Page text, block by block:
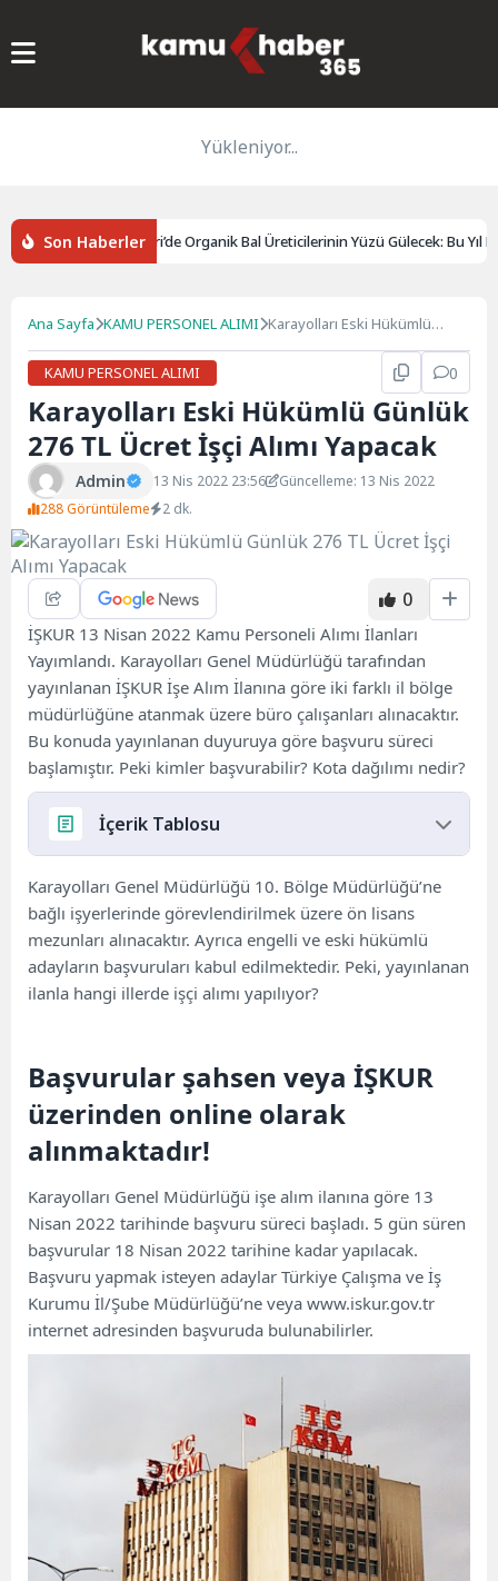
Yükleniyor...
Son HaberlerPervari’de Organik Bal Üreticilerinin Yüzü Gülecek: Bu Yıl
Ana Sayfa KAMU PERSONEL ALIMI Karayolları Eski Hükümlü
KAMU PERSONEL ALIMI 0
Karayolları Eski Hükümlü Günlük
276 TL Ücret İşçi Alımı Yapacak
Admin 13 Nis 2022 23:56
Güncelleme: 13 Nis 2022
288 Görüntüleme
2 dk.
0
İŞKUR 13 Nisan 2022 Kamu Personeli Alımı İlanları
Yayımlandı. Karayolları Genel Müdürlüğü tarafından
yayınlanan İŞKUR İşe Alım İlanına göre iki farklı il bölge
müdürlüğüne atanmak üzere büro çalışanları alınacaktır.
Bu konuda yayınlanan duyuruya göre başvuru süreci
başlamıştır. Peki kimler başvurabilir? Kota dağılımı nedir?
İçerik Tablosu
Başvurular şahsen veya İŞKUR üzerinden online
olarak alınmaktadır!
KPSS taban puanı gerekmez!
Günlük 275 TL ödeniyor!
Karayolları Genel Müdürlüğü 10. Bölge Müdürlüğü’ne
bağlı işyerlerinde görevlendirilmek üzere ön lisans
mezunları alınacaktır. Ayrıca engelli ve eski hükümlü
adayların başvuruları kabul edilmektedir. Peki, yayınlanan
ilanla hangi illerde işçi alımı yapılıyor?
Başvurular şahsen veya İŞKUR
üzerinden online olarak
alınmaktadır!
Karayolları Genel Müdürlüğü işe alım ilanına göre 13
Nisan 2022 tarihinde başvuru süreci başladı. 5 gün süren
başvurular 18 Nisan 2022 tarihine kadar yapılacak.
Başvuru yapmak isteyen adaylar Türkiye Çalışma ve İş
Kurumu İl/Şube Müdürlüğü’ne veya www.iskur.gov.tr ​​
internet adresinden başvuruda bulunabilirler.